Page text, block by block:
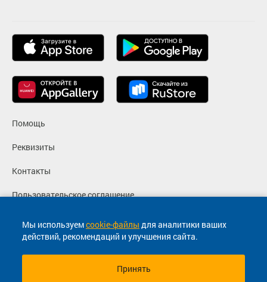
Мы используемcookie-файлы для аналитики ваших
действий, рекомендаций и улучшения сайта.
Принять
Помощь
Реквизиты
Контакты
Пользовательское соглашение
Политика конфиденциальности
Согласие на маркетинговые сообщения
© 2013-2026, ООО "Капитал"- Онлайн сервис продажи